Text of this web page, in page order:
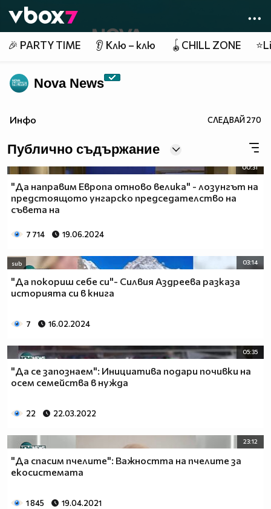
👾
🎉 PARTY TIME 👂 Клю – клю 🪀CHILL ZONE
Nova News
Инфо СЛЕДВАЙ270
Публично съдържание
00:31
"Да направим Европа отново велика" - лозунгът на
предстоящото унгарско председателство на
съвета на
7 714 19.06.2024
sub 03:14
"Да покориш себе си"- Силвия Аздреева разказа
историята си в книга
7 16.02.2024
05:35
"Да се запознаем": Инициатива подари почивки на
осем семейства в нужда
22 22.03.2022
23:12
"Да спасим пчелите": Важността на пчелите за
екосистемата
1 845 19.04.2021